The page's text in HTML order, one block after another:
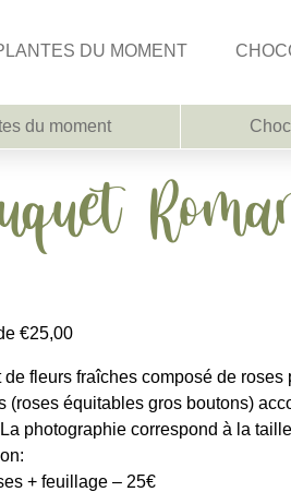
DU MOMENT
du moment
€25,00
de fleurs fraîches composé de roses
(roses équitables gros boutons)
photographie correspond à la
+ feuillage – 25€